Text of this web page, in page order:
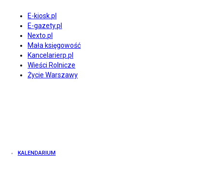
E-kiosk.pl
E-gazety.pl
Nexto.pl
Mała księgowość
Kancelarierp.pl
Wieści Rolnicze
Życie Warszawy
KALENDARIUM